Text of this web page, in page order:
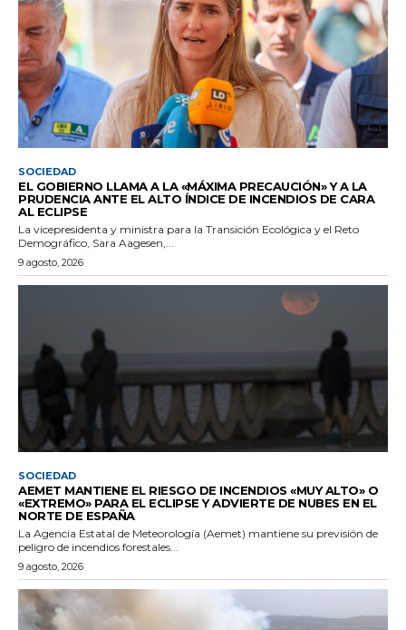
SOCIEDAD
EL GOBIERNO LLAMA A LA «MÁXIMA PRECAUCIÓN» Y A LA
PRUDENCIA ANTE EL ALTO ÍNDICE DE INCENDIOS DE CARA
AL ECLIPSE
La vicepresidenta y ministra para la Transición Ecológica y el Reto
Demográfico, Sara Aagesen,...
9 agosto, 2026
SOCIEDAD
AEMET MANTIENE EL RIESGO DE INCENDIOS «MUY ALTO» O
«EXTREMO» PARA EL ECLIPSE Y ADVIERTE DE NUBES EN EL
NORTE DE ESPAÑA
La Agencia Estatal de Meteorología (Aemet) mantiene su previsión de
peligro de incendios forestales...
9 agosto, 2026